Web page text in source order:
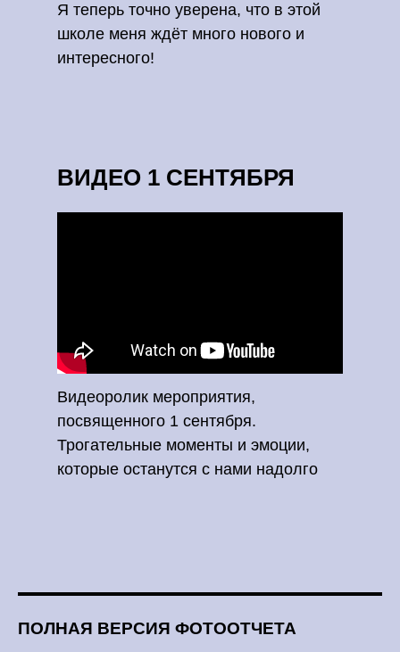
Я теперь точно уверена, что в этой
школе меня ждёт много нового и
интересного!
Видеоролик мероприятия,
посвященного 1 сентября.
Трогательные моменты и эмоции,
которые останутся с нами надолго
ВИДЕО 1 СЕНТЯБРЯ
ПОЛНАЯ ВЕРСИЯ ФОТООТЧЕТА